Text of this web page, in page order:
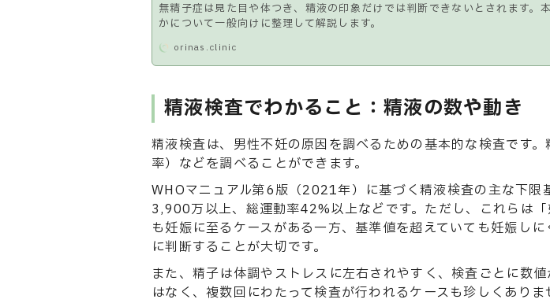
無精子症は見た目や体つき、精液の印象だけでは判断できないとされます
かについて一般向けに整理して解説します。
orinas.clinic
精液検査でわかること：精液の数や動き
精液検査は、男性不妊の原因を調べるための基本的な検査です
率）などを調べることができます。
WHOマニュアル第6版（2021年）に基づく精液検査の主な下
3,900万以上、総運動率42%以上などです。ただし、これらは
も妊娠に至るケースがある一方、基準値を超えていても妊娠し
に判断することが大切です。
また、精子は体調やストレスに左右されやすく、検査ごとに数
はなく、複数回にわたって検査が行われるケースも珍しくありま